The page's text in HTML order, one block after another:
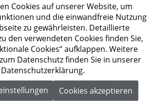
2003542
Duo 18 Blitschutz/Erdung
Flachdach...mehr
Cookies auf unserer Website, um
und die einwandfreie Nutzung
zu gewährleisten. Detaillierte
den verwendeten Cookies finden Sie,
Cookies“ aufklappen. Weitere
Datenschutz finden Sie in unserer
Datenschutzerklärung.
Cookies akzeptieren